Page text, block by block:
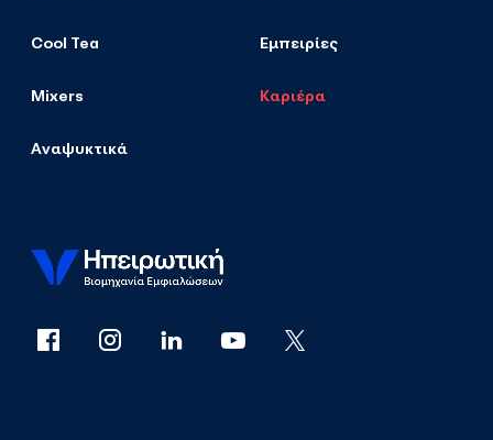
Cool Tea
Mixers
Αναψυκτικά
Εμπειρίες
Καριέρα